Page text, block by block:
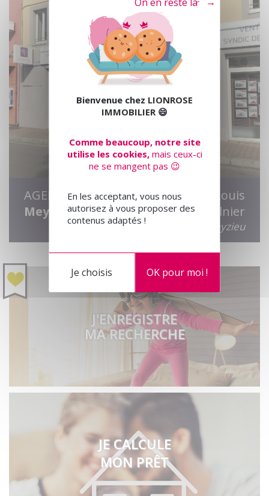
AGENCE
Meyzieu
5 rue Louis
Saulnier
69330 Meyzieu
J'ENREGISTRE
MA RECHERCHE
JE CALCULE
MON PRÊT
Bienvenue chez LIONROSE
IMMOBILIER😄
Comme beaucoup, notre site
utilise les cookies,mais ceux-ci
ne se mangent pas 😉
En les acceptant, vous nous
autorisez à vous proposer des
contenus adaptés !
OK pour moi !
Tout refuser
Je choisis